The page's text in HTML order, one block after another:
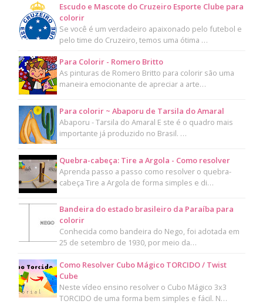
Escudo e Mascote do Cruzeiro Esporte Clube para
colorir
Se você é um verdadeiro apaixonado pelo futebol e
pelo time do Cruzeiro, temos uma ótima …
Para Colorir - Romero Britto
As pinturas de Romero Britto para colorir são uma
maneira emocionante de apreciar a arte…
Para colorir ~ Abaporu de Tarsila do Amaral
Abaporu - Tarsila do Amaral E ste é o quadro mais
importante já produzido no Brasil. …
Quebra-cabeça: Tire a Argola - Como resolver
Aprenda passo a passo como resolver o quebra-
cabeça Tire a Argola de forma simples e di…
Bandeira do estado brasileiro da Paraíba para
colorir
Conhecida como bandeira do Nego, foi adotada em
25 de setembro de 1930, por meio da…
Como Resolver Cubo Mágico TORCIDO / Twist
Cube
Neste vídeo ensino resolver o Cubo Mágico 3x3
TORCIDO de uma forma bem simples e fácil. N…